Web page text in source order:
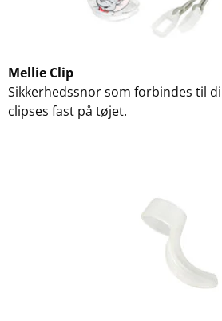
Mellie Clip
Sikkerhedssnor som forbindes til
clipses fast på tøjet.